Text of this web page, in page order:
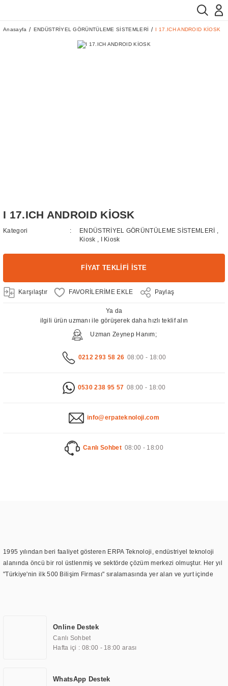
Anasayfa ENDÜSTRİYEL GÖRÜNTÜLEME SİSTEMLERİ I 17.ICH ANDROID KİOSK
I 17.ICH ANDROID KİOSK
Kategori ENDÜSTRİYEL GÖRÜNTÜLEME SİSTEMLERİ
Kiosk
I Kiosk
FİYAT TEKLİFİ İSTE
Karşılaştır Paylaş
Ya da
ilgili ürün uzmanı ile görüşerek daha hızlı teklif alın
Uzman Zeynep Hanım;
0212 293 58 26 08:00 - 18:00
0530 238 95 57 08:00 - 18:00
info@erpateknoloji.com
Canlı Sohbet 08:00 - 18:00
1995 yılından beri faaliyet gösteren ERPA Teknoloji, endüstriyel teknoloji
alanında öncü bir rol üstlenmiş ve sektörde çözüm merkezi olmuştur. Her yıl
"Türkiye'nin ilk 500 Bilişim Firması" sıralamasında yer alan ve yurt içinde
TOCHI markası altında kendi ürettiği ürünlerde kullanmıştır. Günümüzde
TOCHI; videowall, digital signage, kiosk, totem, akıllı durak ekranı, araç içi
ekran, asansör ekranı, digital menüboard, marin ekran, medikal ekran,
ekranları, endüstriyel ekranlar, kapı önü bilgi ekranları, panel PC,
Online Destek
Canlı Sohbet
Hafta içi : 08:00 - 18:00 arası
WhatsApp Destek